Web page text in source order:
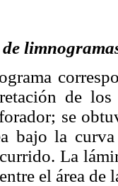
de
se
bajo la
La
el área de